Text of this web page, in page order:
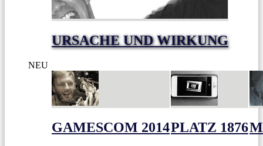
URSACHE UND WIRKUNG
NEU
GAMESCOM 2014PLATZ 1876